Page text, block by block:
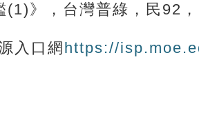
》，台灣普綠，民92，
入口網https://